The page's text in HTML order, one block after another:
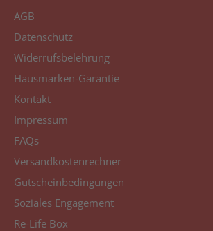
AGB
Datenschutz
Widerrufsbelehrung
Hausmarken-Garantie
Kontakt
Impressum
FAQs
Versandkostenrechner
Gutscheinbedingungen
Soziales Engagement
Re-Life Box